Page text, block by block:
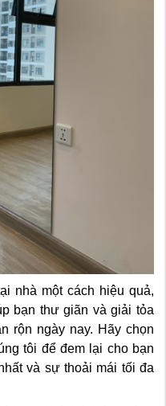
nhà một cách hiệu quả,
bạn thư giãn và giải tỏa
rộn ngày nay. Hãy chọn
tôi để đem lại cho bạn
và sự thoải mái tối đa